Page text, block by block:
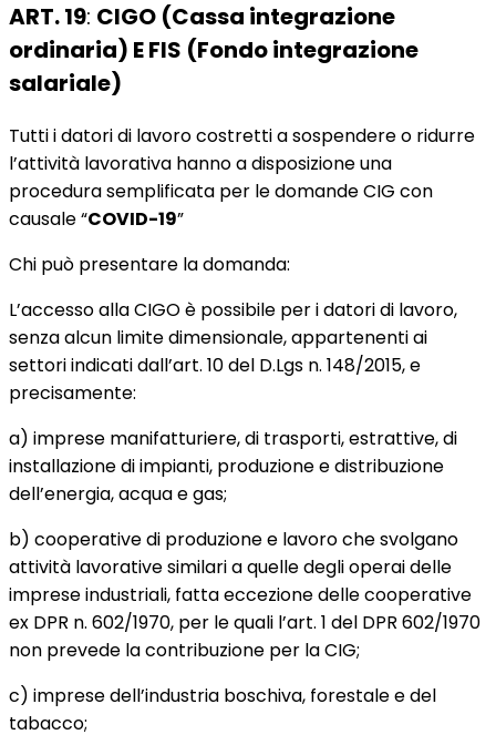
ART. 19: CIGO (Cassa integrazione
ordinaria) E FIS (Fondo integrazione
salariale)
Tutti i datori di lavoro costretti a sospendere o ridurre
l’attività lavorativa hanno a disposizione una
procedura semplificata per le domande CIG con
causale “COVID-19”
Chi può presentare la domanda:
L’accesso alla CIGO è possibile per i datori di lavoro,
senza alcun limite dimensionale, appartenenti ai
settori indicati dall’art. 10 del D.Lgs n. 148/2015, e
precisamente:
a) imprese manifatturiere, di trasporti, estrattive, di
installazione di impianti, produzione e distribuzione
dell’energia, acqua e gas;
b) cooperative di produzione e lavoro che svolgano
attività lavorative similari a quelle degli operai delle
imprese industriali, fatta eccezione delle cooperative
ex DPR n. 602/1970, per le quali l’art. 1 del DPR 602/1970
non prevede la contribuzione per la CIG;
c) imprese dell’industria boschiva, forestale e del
tabacco;